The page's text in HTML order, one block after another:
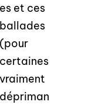
es et ces
ballades
(pour
certaines
vraiment
dépriman